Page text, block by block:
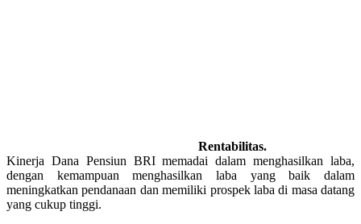
Rentabilitas.
Kinerja Dana Pensiun BRI memadai dalam menghasilkan laba,
dengan kemampuan menghasilkan laba yang baik dalam
meningkatkan pendanaan dan memiliki prospek laba di masa datang
yang cukup tinggi.